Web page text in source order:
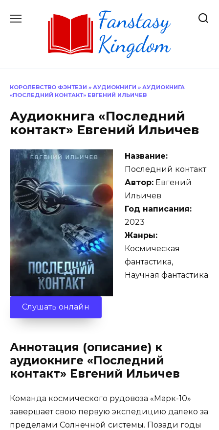
КОРОЛЕВСТВО ФЭНТЕЗИ » АУДИОКНИГИ » АУДИОКНИГА
«ПОСЛЕДНИЙ КОНТАКТ» ЕВГЕНИЙ ИЛЬИЧЕВ
Аудиокнига «Последний
контакт» Евгений Ильичев
Название:
Последний контакт
Автор: Евгений
Ильичев
Год написания:
2023
Жанры:
Космическая
фантастика,
Научная фантастика
Слушать онлайн
Аннотация (описание) к
аудиокниге «Последний
контакт» Евгений Ильичев
Команда космического рудовоза «Марк-10»
завершает свою первую экспедицию далеко за
пределами Солнечной системы. Позади годы